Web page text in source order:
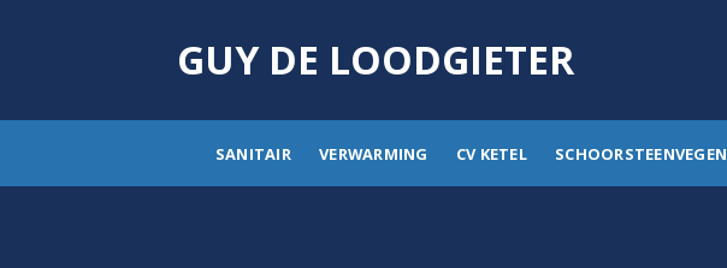
GUY DE LOODGIETER
SANITAIR VERWARMING CV KETEL SCHOORSTEENVEGEN